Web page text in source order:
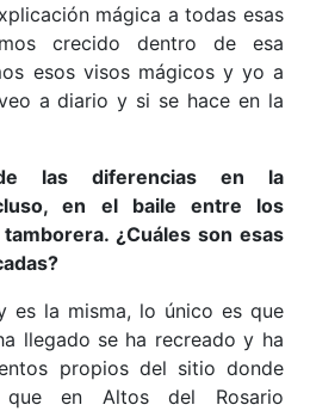
mágica a todas esas
crecido dentro de esa
esos visos mágicos y yo a
a diario y si se hace en la
las diferencias en la
en el baile entre los
¿Cuáles son esas
es la misma, lo único es que
llegado se ha recreado y ha
propios del sitio donde
que en Altos del Rosario